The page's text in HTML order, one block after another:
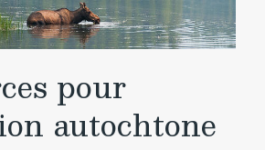
pour
autochtone